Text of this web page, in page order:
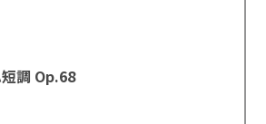
調 Op.68